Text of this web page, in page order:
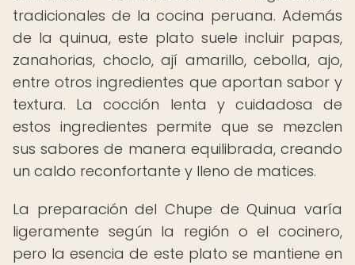
tradicionales de la cocina peruana. Además
de la quinua, este plato suele incluir papas,
zanahorias, choclo, ají amarillo, cebolla, ajo,
entre otros ingredientes que aportan sabor y
textura. La cocción lenta y cuidadosa de
estos ingredientes permite que se mezclen
sus sabores de manera equilibrada, creando
un caldo reconfortante y lleno de matices.
La preparación del Chupe de Quinua varía
ligeramente según la región o el cocinero,
pero la esencia de este plato se mantiene en